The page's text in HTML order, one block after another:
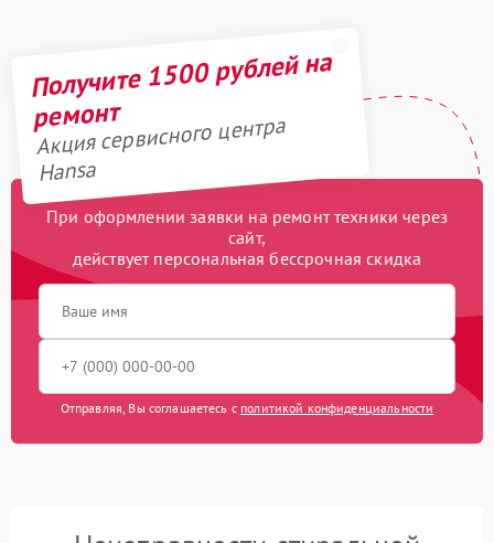
Получите 1500 рублей на
ремонт
Акция сервисного центра
Hansa
При оформлении заявки на ремонт техники через
сайт,
действует персональная бессрочная скидка
Отправляя, Вы соглашаетесь с политикой конфиденциальности